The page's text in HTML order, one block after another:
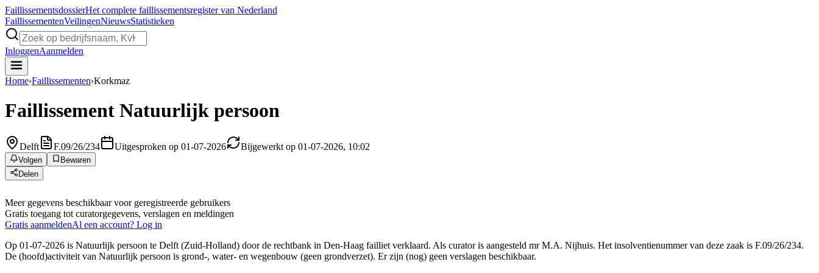
FaillissementsdossierHet complete faillissementsregister van Nederland
FaillissementenVeilingenNieuwsStatistieken
InloggenAanmelden
Home›Faillissementen›Korkmaz
Faillissement Natuurlijk persoon
Delft F.09/26/234 Uitgesproken op 01-07-2026 Bijgewerkt op 01-07-2026, 10:02
Volgen
Bewaren
Delen
Meer gegevens beschikbaar voor geregistreerde gebruikers
Gratis toegang tot curatorgegevens, verslagen en meldingen
Gratis aanmeldenAl een account? Log in
Op 01-07-2026 is Natuurlijk persoon te Delft (Zuid-Holland) door de rechtbank in Den-Haag failliet verklaard. Als curator is aangesteld mr M.A. Nijhuis. Het insolventienummer van deze zaak is F.09/26/234.
De (hoofd)activiteit van Natuurlijk persoon is grond-, water- en wegenbouw (geen grondverzet). Er zijn (nog) geen verslagen beschikbaar.